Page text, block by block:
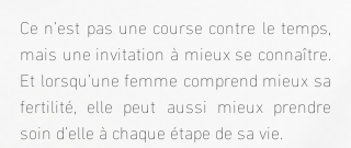
Ce n’est pas une course contre le temps,
mais une invitation à mieux se connaître.
Et lorsqu’une femme comprend mieux sa
fertilité, elle peut aussi mieux prendre
soin d’elle à chaque étape de sa vie.